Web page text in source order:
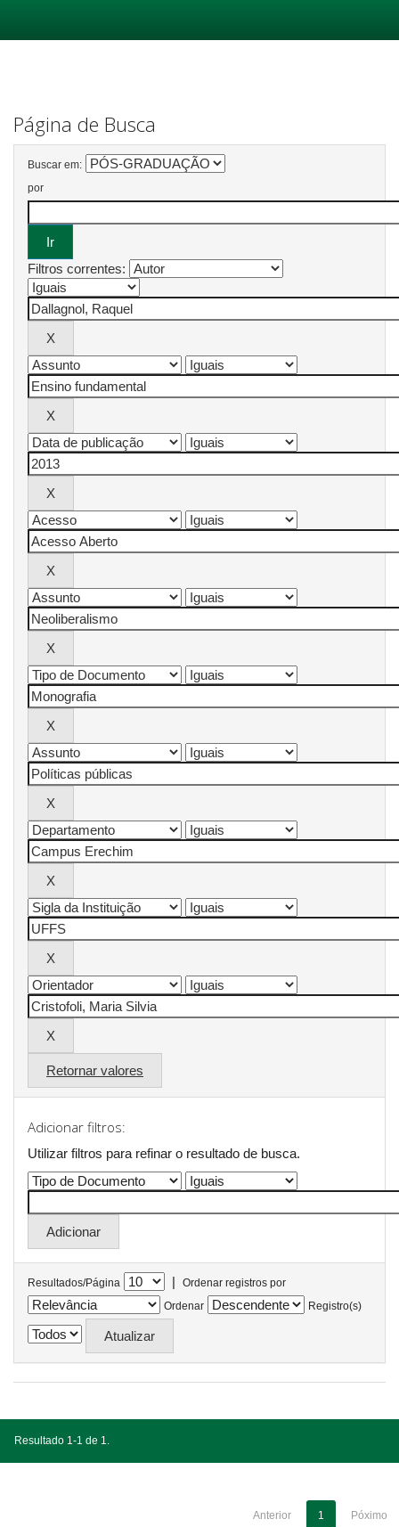
Página de Busca
Buscar em:
por
Filtros correntes:
Retornar valores
Adicionar filtros:
Utilizar filtros para refinar o resultado de busca.
Resultados/Página |
Ordenar registros por
Ordenar
Registro(s)
Resultado 1-1 de 1.
Anterior 1 Póximo